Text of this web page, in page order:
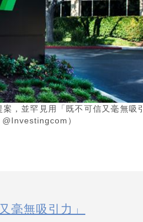
，並罕見用「既不可信又毫無吸
）
毫無吸引力」